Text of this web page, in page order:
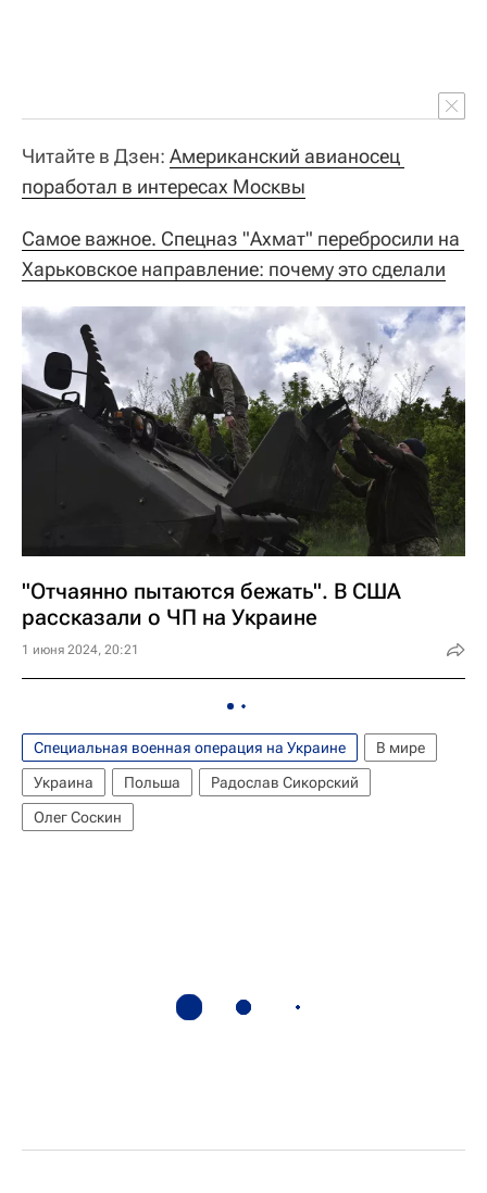
Читайте в Дзен: Американский авианосец
поработал в интересах Москвы
Самое важное. Спецназ "Ахмат" перебросили на
Харьковское направление: почему это сделали
"Отчаянно пытаются бежать". В США
рассказали о ЧП на Украине
1 июня 2024, 20:21
Специальная военная операция на Украине
В мире
Украина
Польша
Радослав Сикорский
Олег Соскин